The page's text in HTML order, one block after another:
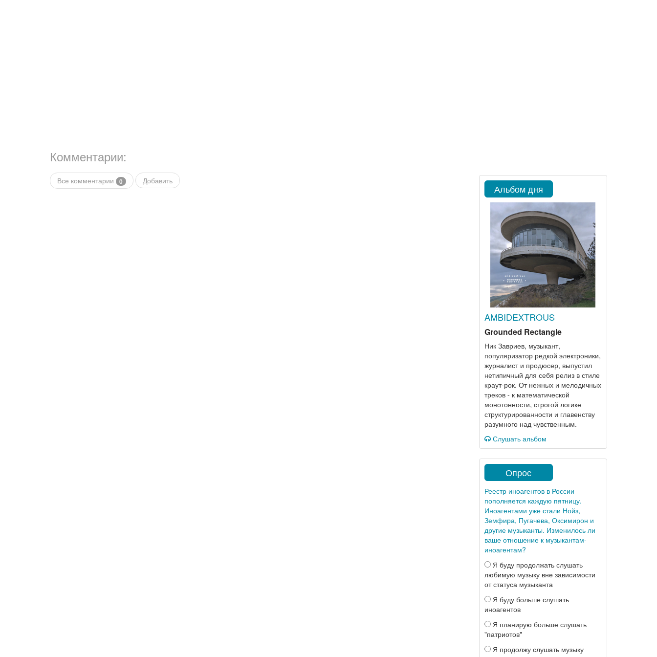
Комментарии:
Все комментарии 0 Добавить
Альбом дня
AMBIDEXTROUS
Grounded Rectangle
Ник Завриев, музыкант,
популяризатор редкой электроники,
журналист и продюсер, выпустил
нетипичный для себя релиз в стиле
краут-рок. От нежных и мелодичных
треков - к математической
монотонности, строгой логике
структурированности и главенству
разумного над чувственным.
Слушать альбом
Опрос
Реестр иноагентов в России
пополняется каждую пятницу.
Иноагентами уже стали Нойз,
Земфира, Пугачева, Оксимирон и
другие музыканты. Изменилось ли
ваше отношение к музыкантам-
иноагентам?
Я буду продолжать слушать
любимую музыку вне зависимости
от статуса музыканта
Я буду больше слушать
иноагентов
Я планирую больше слушать
"патриотов"
Я продолжу слушать музыку